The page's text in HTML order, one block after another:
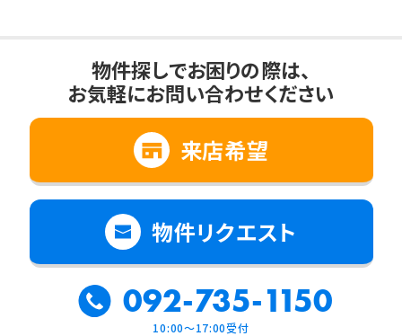
物件探しでお困りの際は、
お気軽にお問い合わせください
来店希望
物件リクエスト
092-735-1150
10:00～17:00受付